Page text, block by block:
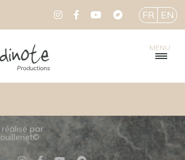
MENU
FR EN
réalisé par